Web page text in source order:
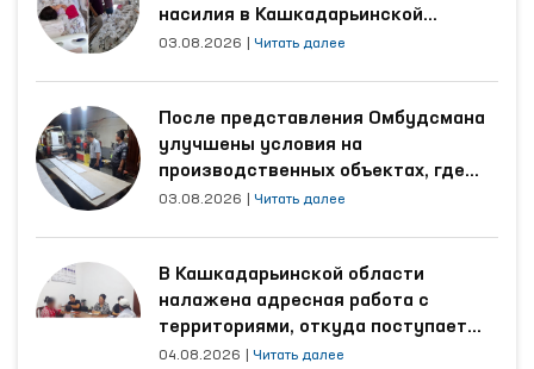
насилия в Кашкадарьинской
области
03.08.2026 Читать далее
После представления Омбудсмана
улучшены условия на
производственных объектах, где
трудятся осуждённые
03.08.2026 Читать далее
В Кашкадарьинской области
налажена адресная работа с
территориями, откуда поступает
наибольшее количество обращений
04.08.2026 Читать далее